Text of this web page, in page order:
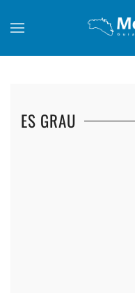
Skip to main content
ES GRAU